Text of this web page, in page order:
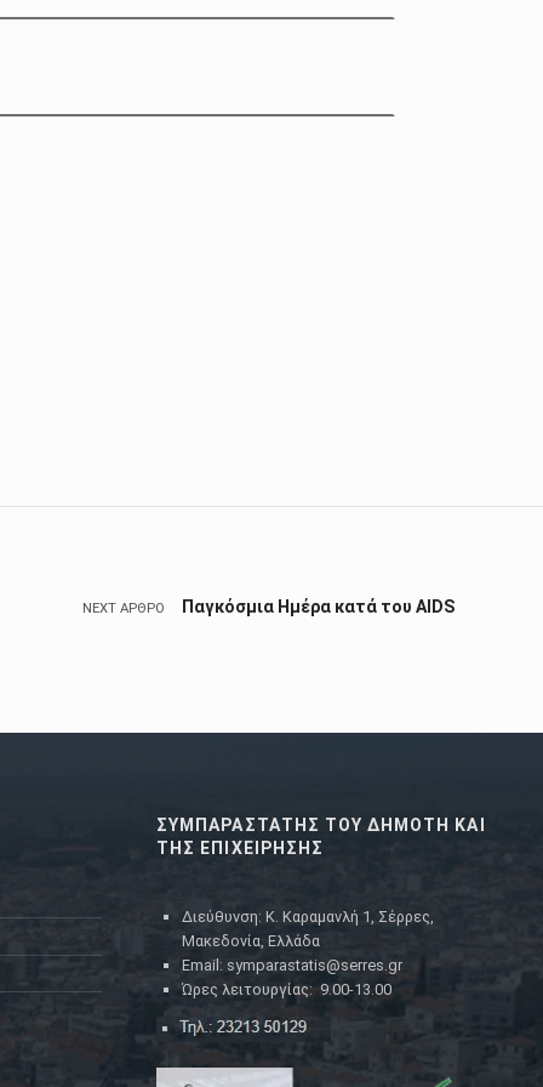
NEXT ΆΡΘΡΟ Παγκόσμια Ημέρα κατά του AIDS
ΣΥΜΠΑΡΑΣΤΑΤΗΣ ΤΟΥ ΔΗΜΟΤΗ ΚΑΙ
ΤΗΣ ΕΠΙΧΕΙΡΗΣΗΣ
Διεύθυνση: Κ. Καραμανλή 1, Σέρρες,
Μακεδονία, Ελλάδα
Email: symparastatis@serres.gr
Ώρες λειτουργίας: 9.00-13.00